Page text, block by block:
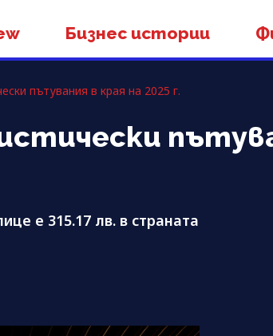
Бизнес истории
пътувания в края на 2025 г.
е 315.17 лв. в страната